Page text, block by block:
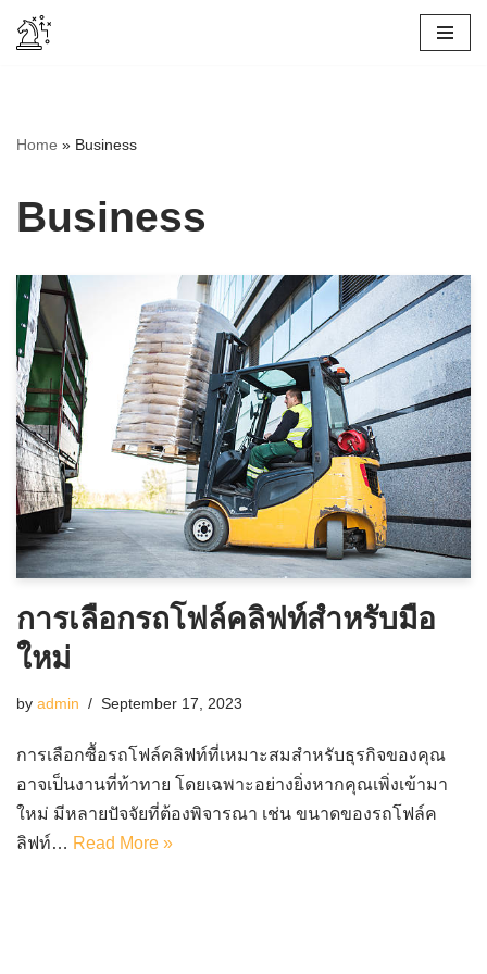
Home » Business
Business
การเลือกรถโฟล์คลิฟท์สำหรับมือ
ใหม่
by admin September 17, 2023
การเลือกซื้อรถโฟล์คลิฟท์ที่เหมาะสมสำหรับธุรกิจของคุณ
อาจเป็นงานที่ท้าทาย โดยเฉพาะอย่างยิ่งหากคุณเพิ่งเข้ามา
ใหม่ มีหลายปัจจัยที่ต้องพิจารณา เช่น ขนาดของรถโฟล์ค
ลิฟท์… Read More »